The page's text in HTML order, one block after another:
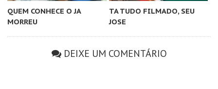
QUEM CONHECE O JA
MORREU
TA TUDO FILMADO, SEU
JOSE
DEIXE UM COMENTÁRIO